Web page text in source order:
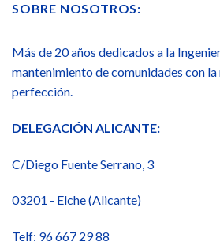
SOBRE NOSOTROS:
Más de 20 años dedicados a la
mantenimiento de comunidades con
perfección.
DELEGACIÓN ALICANTE:
C/Diego Fuente Serrano, 3
03201 - Elche (Alicante)
Telf: 96 667 29 88